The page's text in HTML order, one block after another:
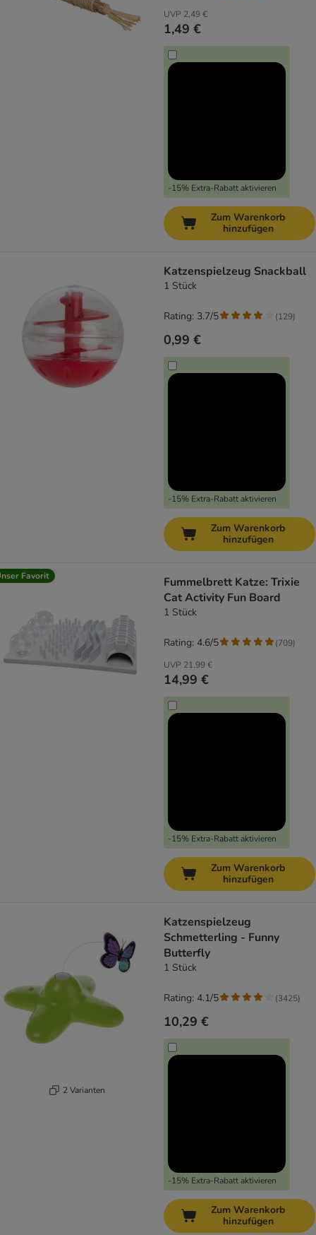
UVP 2,49 €
1,49 €
-15% Extra-Rabatt aktivieren
Zum Warenkorb
hinzufügen
Katzenspielzeug Snackball
1 Stück
0,99 €
-15% Extra-Rabatt aktivieren
Rating: 3.7/5 (129)
Zum Warenkorb
hinzufügen
Favorit
Fummelbrett Katze: Trixie
Cat Activity Fun Board
1 Stück
UVP 21,99 €
14,99 €
-15% Extra-Rabatt aktivieren
Rating: 4.6/5 (709)
Zum Warenkorb
hinzufügen
2 Varianten
Katzenspielzeug
Schmetterling - Funny
Butterfly
1 Stück
10,29 €
-15% Extra-Rabatt aktivieren
Rating: 4.1/5 (3425)
Zum Warenkorb
hinzufügen